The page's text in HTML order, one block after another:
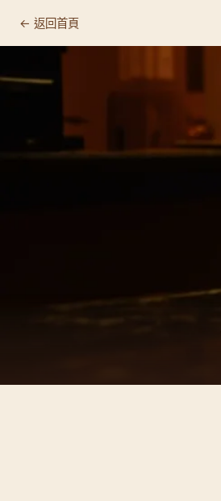
Cafe del Sol Taichung
📍 基本資訊
← 返回首頁